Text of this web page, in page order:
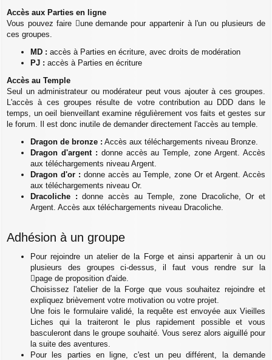
Accès aux Parties en ligne
Vous pouvez faire
une demandepour appartenir à l'un ou plusieurs de
ces groupes.
MD : accès à Parties en écriture, avec droits de modération
PJ : accès à Parties en écriture
Accès au Temple
Seul un administrateur ou modérateur peut vous ajouter à ces groupes.
L'accès à ces groupes résulte de votre contribution au DDD dans le
temps, un oeil bienveillant examine régulièrement vos faits et gestes sur
le forum. Il est donc inutile de demander directement l'accès au temple.
Dragon de bronze : Accès aux téléchargements niveau Bronze.
Dragon d'argent : donne accès au Temple, zone Argent. Accès
aux téléchargements niveau Argent.
Dragon d'or : donne accès au Temple, zone Or et Argent. Accès
aux téléchargements niveau Or.
Dracoliche : donne accès au Temple, zone Dracoliche, Or et
Argent. Accès aux téléchargements niveau Dracoliche.
Adhésion à un groupe
Pour rejoindre un atelier de la Forge et ainsi appartenir à un ou
plusieurs des groupes ci-dessus, il faut vous rendre sur la
page de proposition d'aide
Choisissez l'atelier de la Forge que vous souhaitez rejoindre et
expliquez brièvement votre motivation ou votre projet.
Une fois le formulaire validé, la requête est envoyée aux Vieilles
Liches qui la traiteront le plus rapidement possible et vous
basculeront dans le groupe souhaité. Vous serez alors aiguillé pour
la suite des aventures.
Pour les parties en ligne, c'est un peu différent, la demande